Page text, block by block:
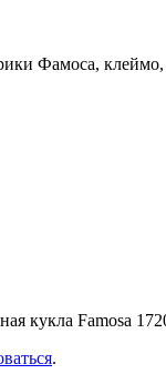
Фамоса,
кукла Famosa
.